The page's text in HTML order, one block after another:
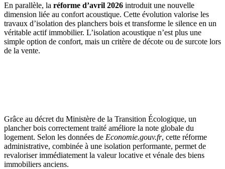
En parallèle, la réforme d’avril 2026 introduit une nouvelle
dimension liée au confort acoustique. Cette évolution valorise les
travaux d’isolation des planchers bois et transforme le silence en un
véritable actif immobilier. L’isolation acoustique n’est plus une
simple option de confort, mais un critère de décote ou de surcote lors
de la vente.
Grâce au décret du Ministère de la Transition Écologique, un
plancher bois correctement traité améliore la note globale du
logement. Selon les données de Economie.gouv.fr, cette réforme
administrative, combinée à une isolation performante, permet de
revaloriser immédiatement la valeur locative et vénale des biens
immobiliers anciens.